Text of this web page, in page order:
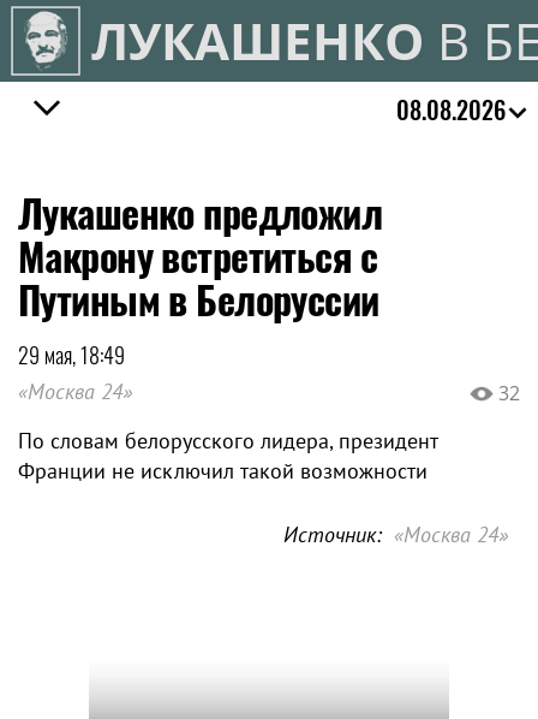
ЛУКАШЕНКО В
08.08.2026
Лукашенко предложил
Макрону встретиться с
Путиным в Белоруссии
29 мая, 18:49
«Москва 24» 32
По словам белорусского лидера, президент
Франции не исключил такой возможности
Источник: «Москва 24»